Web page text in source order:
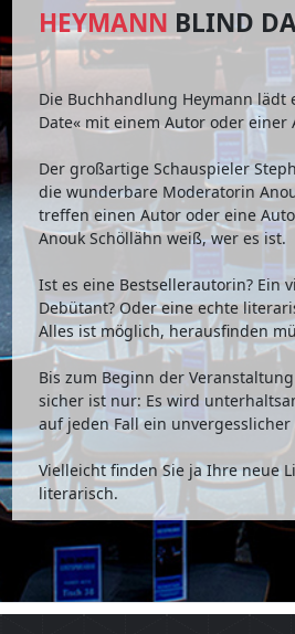
HEYMANN BLIND
Die Buchhandlung Heymann lädt
Date« mit einem Autor oder einer
Der großartige Schauspieler
die wunderbare Moderatorin
treffen einen Autor oder eine
Anouk Schöllähn weiß, wer es ist.
Ist es eine Bestsellerautorin? Ein
Debütant? Oder eine echte
Alles ist möglich, herausfinden
Bis zum Beginn der
sicher ist nur: Es wird
auf jeden Fall ein unvergesslicher
Vielleicht finden Sie ja Ihre neue
literarisch.